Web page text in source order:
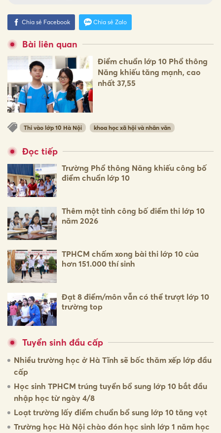
Chia sẻ Facebook Chia sẻ Zalo
Bài liên quan
Điểm chuẩn lớp 10 Phổ thông
Năng khiếu tăng mạnh, cao
nhất 37,55
Thi vào lớp 10 Hà Nội khoa học xã hội và nhân văn
Đọc tiếp
Trường Phổ thông Năng khiếu công bố
điểm chuẩn lớp 10
Thêm một tỉnh công bố điểm thi lớp 10
năm 2026
TPHCM chấm xong bài thi lớp 10 của
hơn 151.000 thí sinh
Đạt 8 điểm/môn vẫn có thể trượt lớp 10
trường top
Tuyển sinh đầu cấp
Nhiều trường học ở Hà Tĩnh sẽ bốc thăm xếp lớp đầu
cấp
Học sinh TPHCM trúng tuyển bổ sung lớp 10 bắt đầu
nhập học từ ngày 4/8
Loạt trường lấy điểm chuẩn bổ sung lớp 10 tăng vọt
Trường học Hà Nội chào đón học sinh lớp 1 năm học